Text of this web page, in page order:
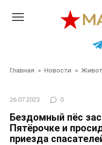
Главная » Новости »
26.07.2023 0
Бездомный пёс
Пятёрочке и
приезда